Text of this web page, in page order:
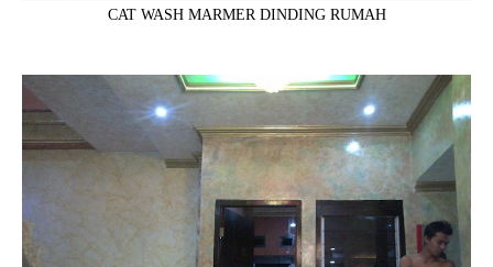
CAT WASH MARMER DINDING RUMAH